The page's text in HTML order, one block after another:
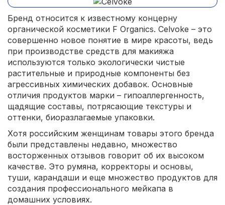
Бренд относится к известному концерну
органической косметики F Organics. Celvoke – это
совершенно новое понятие в мире красоты, ведь
при производстве средств для макияжа
используются только экологически чистые
растительные и природные компоненты без
агрессивных химических добавок. Основные
отличия продуктов марки – гипоаллергенность,
щадящие составы, потрясающие текстуры и
оттенки, биоразлагаемые упаковки.
Хотя российским женщинам товары этого бренда
были представлены недавно, множество
восторженных отзывов говорит об их высоком
качестве. Это румяна, корректоры и основы,
туши, карандаши и еще множество продуктов для
создания профессионального мейкапа в
домашних условиях.